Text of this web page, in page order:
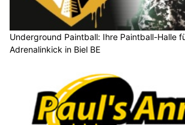
Underground Paintball: Ihre Paintball-Halle
Adrenalinkick in Biel BE